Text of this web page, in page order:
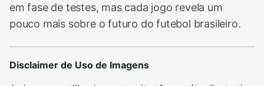
em fase de testes, mas cada jogo revela um
pouco mais sobre o futuro do futebol brasileiro.
Disclaimer de Uso de Imagens